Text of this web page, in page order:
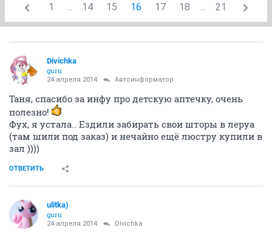
1 ... 14 15 16 17 18 ... 21
Divichka
guru
24 апреля 2014 Автоинформатор
Таня, спасибо за инфу про детскую аптечку, очень
полезно!
Фух, я устала.. Ездили забирать свои шторы в леруа
(там шили под заказ) и нечайно ещё люстру купили в
зал ))))
ОТВЕТИТЬ
ulitka)
guru
24 апреля 2014 Divichka